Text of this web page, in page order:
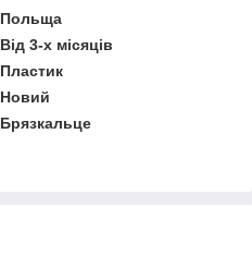
Польща
Від 3-х місяців
Пластик
Новий
Брязкальце